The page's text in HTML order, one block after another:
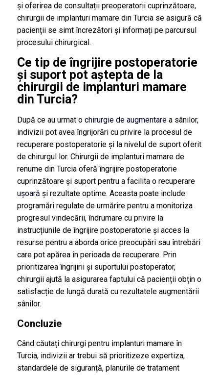
și oferirea de consultații preoperatorii cuprinzătoare,
chirurgii de implanturi mamare din Turcia se asigură că
pacienții se simt încrezători și informați pe parcursul
procesului chirurgical.
Ce tip de îngrijire postoperatorie
și suport pot aștepta de la
chirurgii de implanturi mamare
din Turcia?
După ce au urmat o chirurgie de augmentarea sânilor,
indivizii pot avea îngrijorări cu privire la procesul de
recuperare postoperatorie și la nivelul de suport oferit
de chirurgul lor. Chirurgii de implanturi mamare de
renume din Turcia oferă îngrijire postoperatorie
cuprinzătoare și suport pentru a facilita o recuperare
ușoară și rezultate optime. Aceasta poate include
programări regulate de urmărire pentru a monitoriza
progresul vindecării, îndrumare cu privire la
instrucțiunile de îngrijire postoperatorie și acces la
resurse pentru a aborda orice preocupări sau întrebări
care pot apărea în perioada de recuperare. Prin
prioritizarea îngrijirii și suportului postoperator,
chirurgii ajută la asigurarea faptului că pacienții obțin o
satisfacție de lungă durată cu rezultatele augmentării
sânilor.
Concluzie
Când căutați chirurgi pentru implanturi mamare în
Turcia, indivizii ar trebui să prioritizeze expertiza,
standardele de siguranță, planurile de tratament